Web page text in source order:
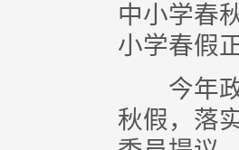
中小学春
小学春假
今年政
秋假，落